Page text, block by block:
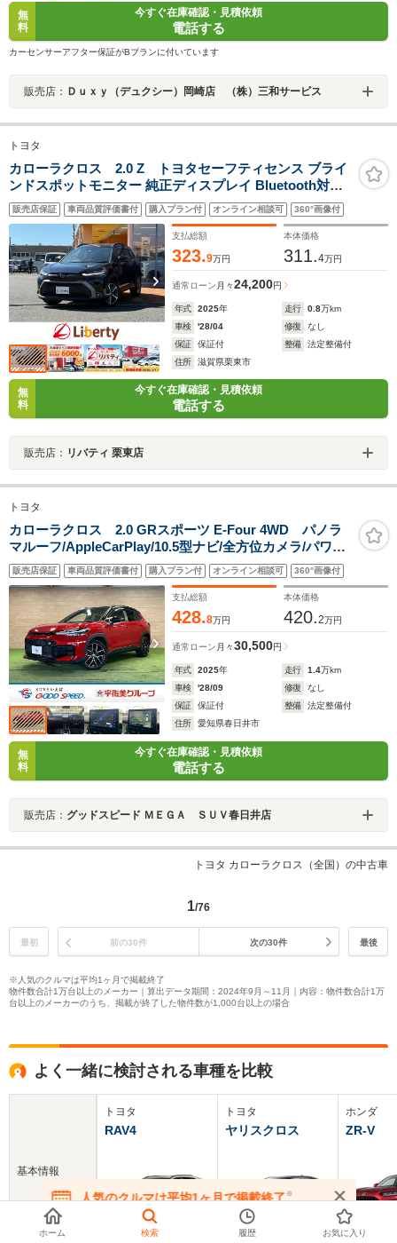
無
料
今すぐ在庫確認・見積依頼
電話する
カーセンサーアフター保証がBプランに付いています
販売店： Ｄｕｘｙ（デュクシー）岡崎店 （株）三和サービス
トヨタ
カローラクロス 2.0 Z トヨタセーフティセンス ブライ
ンドスポットモニター 純正ディスプレイ Bluetooth対応
パノラミックビューモニター ETC2.0 アダプティブクルー
ズコントロール パワーバックドア LEDヘッドライト 純正
アルミホイール
販売店保証 車両品質評価書付 購入プラン付 オンライン相談可 360°画像付
支払総額
323.9万円
本体価格
311.4万円
通常ローン 月々24,200円
年式 2025年 走行 0.8万km
車検
'28/04 修復
なし
保証
保証付 整備
法定整備付
住所
滋賀県栗東市
無
料
今すぐ在庫確認・見積依頼
電話する
販売店： リバティ 栗東店
トヨタ
カローラクロス 2.0 GRスポーツ E-Four 4WD パノラ
マルーフ/AppleCarPlay/10.5型ナビ/全方位カメラ/パワー
バックドア/アドバンストパーク/フルセグTV/シートヒー
ター/ステアリングヒーター/レーダークルーズコントロー
ル/AC100V/ブラインドスポットモニター
販売店保証 車両品質評価書付 購入プラン付 オンライン相談可 360°画像付
支払総額
428.8万円
本体価格
420.2万円
通常ローン 月々30,500円
年式 2025年 走行 1.4万km
車検
'28/09 修復
なし
保証
保証付 整備
法定整備付
住所
愛知県春日井市
無
料
今すぐ在庫確認・見積依頼
電話する
販売店： グッドスピード ＭＥＧＡ ＳＵＶ春日井店
トヨタ カローラクロス（全国）の中古車
1/76
最初 前の30件 次の30件 最後
※人気のクルマは平均1ヶ月で掲載終了
物件数合計1万台以上のメーカー｜算出データ期間：2024年9月～11月｜内容：物件数合計1万
台以上のメーカーのうち、掲載が終了した物件数が1,000台以上の場合
よく一緒に検討される車種を比較
基本情報
トヨタ
RAV4
トヨタ
ヤリスクロス
ホンダ
ZR-V
人気のクルマは平均1ヶ月で掲載終了※
在庫が無くなる前にお問い合わせください
ホーム 検索 履歴 お気に入り